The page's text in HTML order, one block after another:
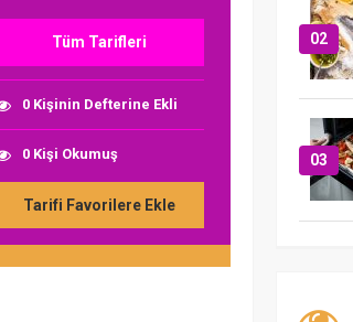
Tüm Tarifleri
0 Kişinin Defterine Ekli
0 Kişi Okumuş
Tarifi Favorilere Ekle
02
03